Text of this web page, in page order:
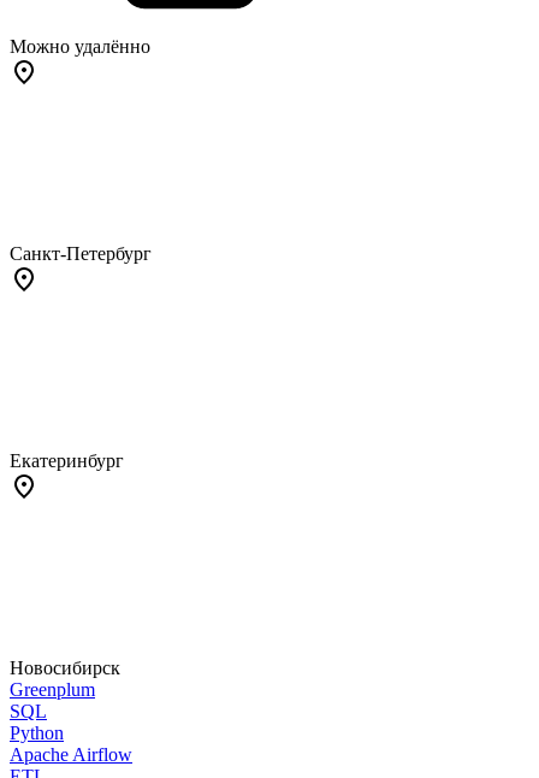
Можно удалённо
Санкт-Петербург
Екатеринбург
Новосибирск
Greenplum
SQL
Python
Apache Airflow